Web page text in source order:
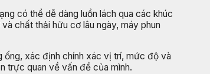
có thể dễ dàng luồn lách qua các khúc
chất thải hữu cơ lâu ngày, máy phun
ống, xác định chính xác vị trí, mức độ và
trực quan về vấn đề của mình.